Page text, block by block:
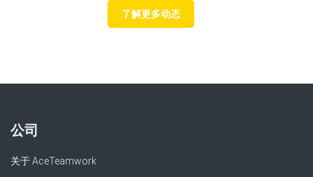
了解更多动态
公司
关于 AceTeamwork